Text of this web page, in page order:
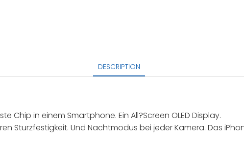
DESCRIPTION
Chip in einem Smartphone. Ein All?Screen OLED Display.
Sturzfestigkeit. Und Nachtmodus bei jeder Kamera. Das